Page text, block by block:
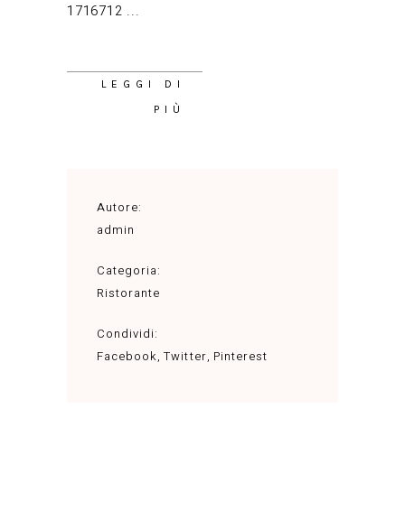
1716712
LEGGI DI
PIÙ
Autore:
admin
Categoria:
Ristorante
Condividi:
Facebook Twitter Pinterest